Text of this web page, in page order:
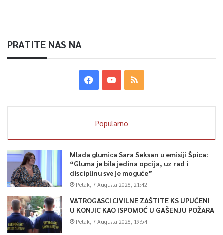
PRATITE NAS NA
Popularno
Mlada glumica Sara Seksan u emisiji Špica:
“Gluma je bila jedina opcija, uz rad i
disciplinu sve je moguće”
Petak, 7 Augusta 2026, 21:42
VATROGASCI CIVILNE ZAŠTITE KS UPUĆENI
U KONJIC KAO ISPOMOĆ U GAŠENJU POŽARA
Petak, 7 Augusta 2026, 19:54